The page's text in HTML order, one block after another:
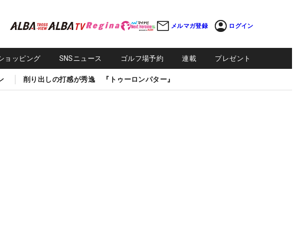
メルマガ登録 ログイン
ョッピング SNSニュース ゴルフ場予約 連載 プレゼント
削り出しの打感が秀逸 『トゥーロンパター』